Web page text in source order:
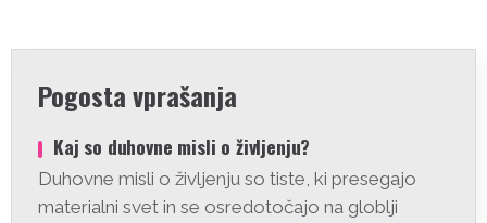
Pogosta vprašanja
Kaj so duhovne misli o življenju?
Duhovne misli o življenju so tiste, ki presegajo
materialni svet in se osredotočajo na globlji